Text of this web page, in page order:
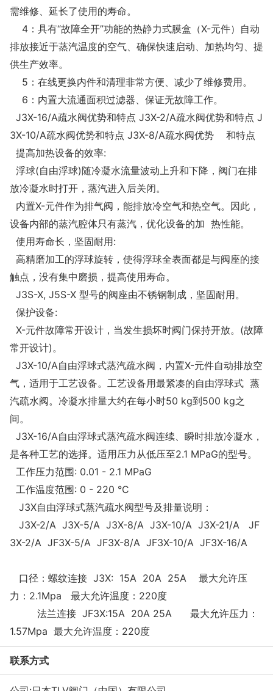
需维修、延长了使用的寿命。
4：具有“故障全开”功能的热静力式膜盒（X-元件）自动
排放接近于蒸汽温度的空气、确保快速启动、加热均匀、提
供生产效率。
5：在线更换内件和清理非常方便、减少了维修费用。
6：内置大流通面积过滤器、保证无故障工作。
J3X-16/A疏水阀优势和特点 J3X-2/A疏水阀优势和特点 J
3X-10/A疏水阀优势和特点 J3X-8/A疏水阀优势 和特点
提高加热设备的效率:
浮球(自由浮球)随冷凝水流量波动上升和下降，阀门在排
放冷凝水时打开，蒸汽进入后关闭。
内置X-元件作为排气阀，能排放冷空气和热空气。因此，
设备内部的蒸汽腔体只有蒸汽，优化设备的加 热性能。
使用寿命长，坚固耐用:
高精磨加工的浮球旋转，使得浮球全表面都是与阀座的接
触点，没有集中磨损，提高使用寿命。
J3S-X, J5S-X 型号的阀座由不锈钢制成，坚固耐用。
保护设备:
X-元件故障常开设计，当发生损坏时阀门保持开放。(故障
常开设计)。
J3X-10/A自由浮球式蒸汽疏水阀，内置X-元件自动排放空
气，适用于工艺设备。工艺设备用最紧凑的自由浮球式 蒸
汽疏水阀。冷凝水排量大约在每小时50 kg到500 kg之
间。
J3X-16/A自由浮球式蒸汽疏水阀连续、瞬时排放冷凝水，
是各种工艺的选择。适用压力从低压至2.1 MPaG的型号。
工作压力范围: 0.01 - 2.1 MPaG
工作温度范围: 0 - 220 °C
J3X自由浮球式蒸汽疏水阀型号及排量说明：
J3X-2/A J3X-5/A J3X-8/A J3X-10/A J3X-21/A JF
3X-2/A JF3X-5/A JF3X-8/A JF3X-10/A JF3X-16/A
口径：螺纹连接 J3X: 15A 20A 25A 最大允许压
力：2.1Mpa 最大允许温度：220度
法兰连接 JF3X:15A 20A 25A 最大允许压力：
1.57Mpa 最大允许温度：220度
联系方式